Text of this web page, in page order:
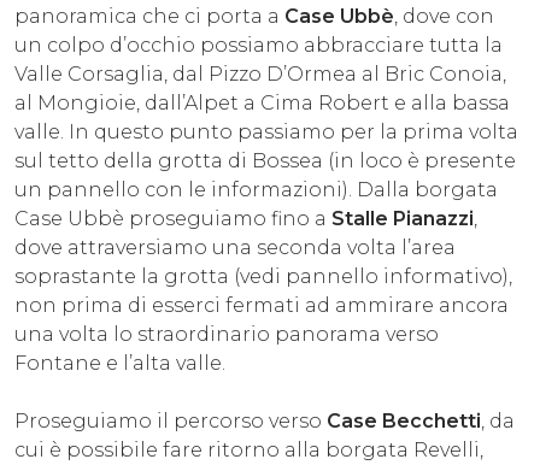
panoramica che ci porta a Case Ubbè , dove con
un colpo d’occhio possiamo abbracciare tutta la
Valle Corsaglia, dal Pizzo D’Ormea al Bric Conoia,
al Mongioie, dall’Alpet a Cima Robert e alla bassa
valle. In questo punto passiamo per la prima volta
sul tetto della grotta di Bossea (in loco è presente
un pannello con le informazioni). Dalla borgata
Case Ubbè proseguiamo fino a Stalle Pianazzi
dove attraversiamo una seconda volta l’area
soprastante la grotta (vedi pannello informativo),
non prima di esserci fermati ad ammirare ancora
una volta lo straordinario panorama verso
Fontane e l’alta valle.
Proseguiamo il percorso verso Case Becchetti , da
cui è possibile fare ritorno alla borgata Revelli,